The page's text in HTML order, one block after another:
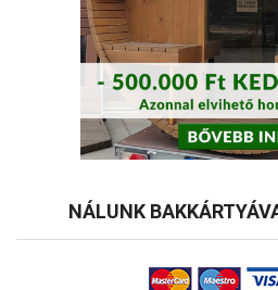
NÁLUNK